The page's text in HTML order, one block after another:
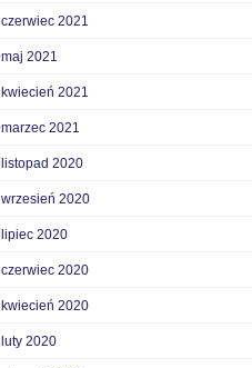
czerwiec 2021
maj 2021
kwiecień 2021
marzec 2021
listopad 2020
wrzesień 2020
lipiec 2020
czerwiec 2020
kwiecień 2020
luty 2020